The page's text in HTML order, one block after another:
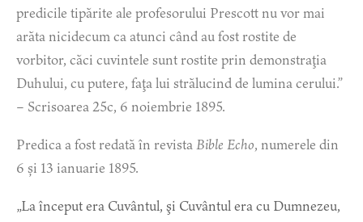
predicile tipărite ale profesorului Prescott nu vor mai
arăta nicidecum ca atunci când au fost rostite de
vorbitor, căci cuvintele sunt rostite prin demonstraţia
Duhului, cu putere, faţa lui strălucind de lumina cerului.”
– Scrisoarea 25c, 6 noiembrie 1895.
Predica a fost redată în revistaBible Echo, numerele din
6 și 13 ianuarie 1895.
„La început era Cuvântul, şi Cuvântul era cu Dumnezeu,